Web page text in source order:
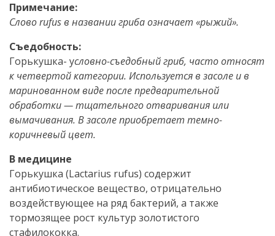
Примечание:
Слово rufus в названии гриба означает «рыжий».
Съедобность:
Горькушка- условно-съедобный гриб, часто относят
к четвертой категории. Используется в засоле и в
маринованном виде после предварительной
обработки — тщательного отваривания или
вымачивания. В засоле приобретает темно-
коричневый цвет.
В медицине
Горькушка (Lactarius rufus) содержит
антибиотическое вещество, отрицательно
воздействующее на ряд бактерий, а также
тормозящее рост культур золотистого
стафилококка.